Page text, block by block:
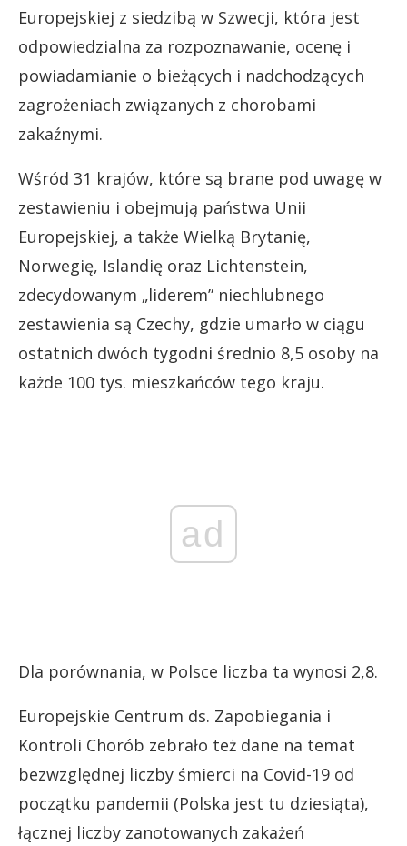
Europejskiej z siedzibą w Szwecji, która jest
odpowiedzialna za rozpoznawanie, ocenę i
powiadamianie o bieżących i nadchodzących
zagrożeniach związanych z chorobami
zakaźnymi.
Wśród 31 krajów, które są brane pod uwagę w
zestawieniu i obejmują państwa Unii
Europejskiej, a także Wielką Brytanię,
Norwegię, Islandię oraz Lichtenstein,
zdecydowanym „liderem” niechlubnego
zestawienia są Czechy, gdzie umarło w ciągu
ostatnich dwóch tygodni średnio 8,5 osoby na
każde 100 tys. mieszkańców tego kraju.
ad
Dla porównania, w Polsce liczba ta wynosi 2,8.
Europejskie Centrum ds. Zapobiegania i
Kontroli Chorób zebrało też dane na temat
bezwzględnej liczby śmierci na Covid-19 od
początku pandemii (Polska jest tu dziesiąta),
łącznej liczby zanotowanych zakażeń